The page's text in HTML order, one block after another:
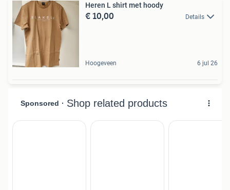
Heren L shirt met hoody
€ 10,00 Details
Hoogeveen 6 jul 26